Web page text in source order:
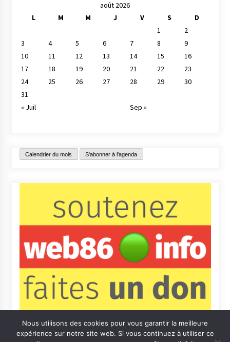
août 2026
L
M M J V S
D
1
2
3
4 5 6 7 8
9
10
11 12 13 14 15
16
17
18 19 20 21 22
23
24
25 26 27 28 29
30
31
« Juil
Sep »
Calendrier du mois S'abonner à l'agenda
Nous utilisons des cookies pour vous garantir la meilleure
expérience sur notre site web. Si vous continuez à utiliser ce